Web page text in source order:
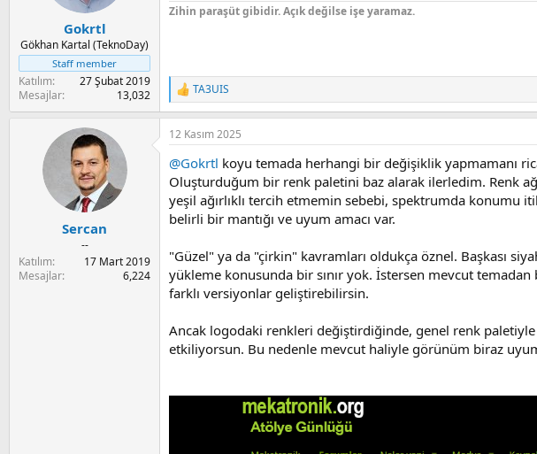
s
Gokrtl
Gökhan Kartal (TeknoDay)
Staff member
Katılım
27 Şubat 2019
Mesajlar
13,032
Zihin paraşüt gibidir. Açık değilse işe yaramaz.
R
e
a
c
i
o
s
:
TA3UIS
Sercan
--
Katılım
17 Mart 2019
Mesajlar
6,224
12 Kasım 2025
@Gokrtl koyu temada herhangi bir değişiklik yapmamanı
Oluşturduğum bir renk paletini baz alarak ilerledim. Renk
yeşil ağırlıklı tercih etmemin sebebi, spektrumda konumu
belirli bir mantığı ve uyum amacı var.
"Güzel" ya da "çirkin" kavramları oldukça öznel. Başkası
yükleme konusunda bir sınır yok. İstersen mevcut
farklı versiyonlar geliştirebilirsin.
Ancak logodaki renkleri değiştirdiğinde, genel renk
etkiliyorsun. Bu nedenle mevcut haliyle görünüm biraz